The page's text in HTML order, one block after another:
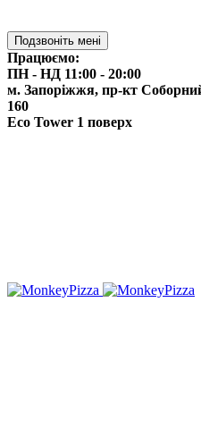
Подзвоніть мені
Працюємо:
ПН - НД 11:00 - 20:00
м. Запоріжжя, пр-кт
160
Eco Tower 1 поверх